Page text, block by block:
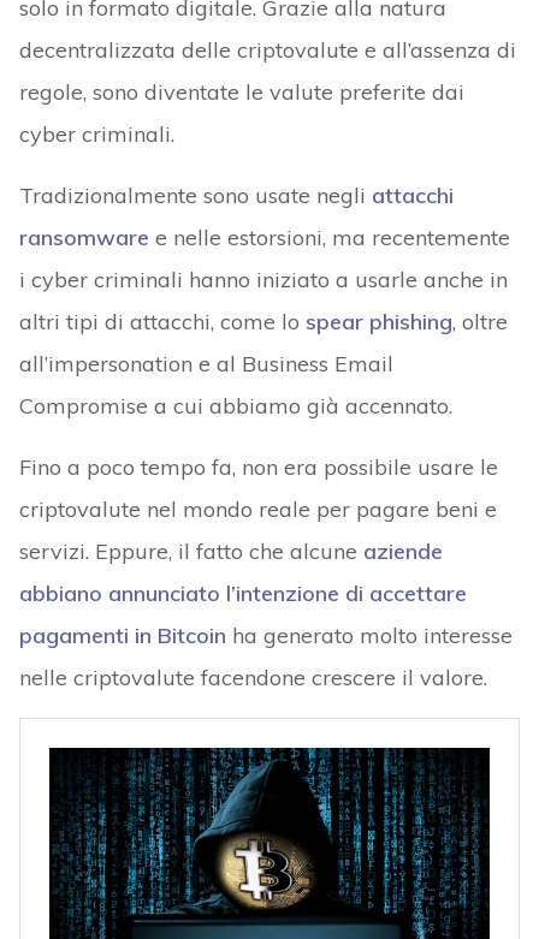
solo in formato digitale. Grazie alla natura
decentralizzata delle criptovalute e all’assenza di
regole, sono diventate le valute preferite dai
cyber criminali.
Tradizionalmente sono usate negli attacchi
ransomware e nelle estorsioni, ma recentemente
i cyber criminali hanno iniziato a usarle anche in
altri tipi di attacchi, come lo spear phishing, oltre
all’impersonation e al Business Email
Compromise a cui abbiamo già accennato.
Fino a poco tempo fa, non era possibile usare le
criptovalute nel mondo reale per pagare beni e
servizi. Eppure, il fatto che alcune aziende
abbiano annunciato l’intenzione di accettare
pagamenti in Bitcoin ha generato molto interesse
nelle criptovalute facendone crescere il valore.